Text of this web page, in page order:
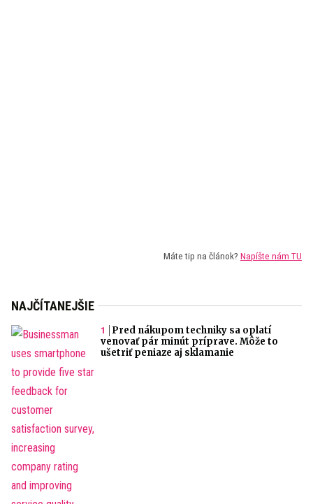
Máte tip na článok? Napíšte nám TU
NAJČÍTANEJŠIE
Pred nákupom techniky sa oplatí
venovať pár minút príprave. Môže to
ušetriť peniaze aj sklamanie